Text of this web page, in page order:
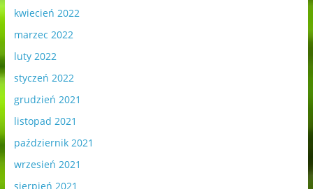
kwiecień 2022
marzec 2022
luty 2022
styczeń 2022
grudzień 2021
listopad 2021
październik 2021
wrzesień 2021
sierpień 2021